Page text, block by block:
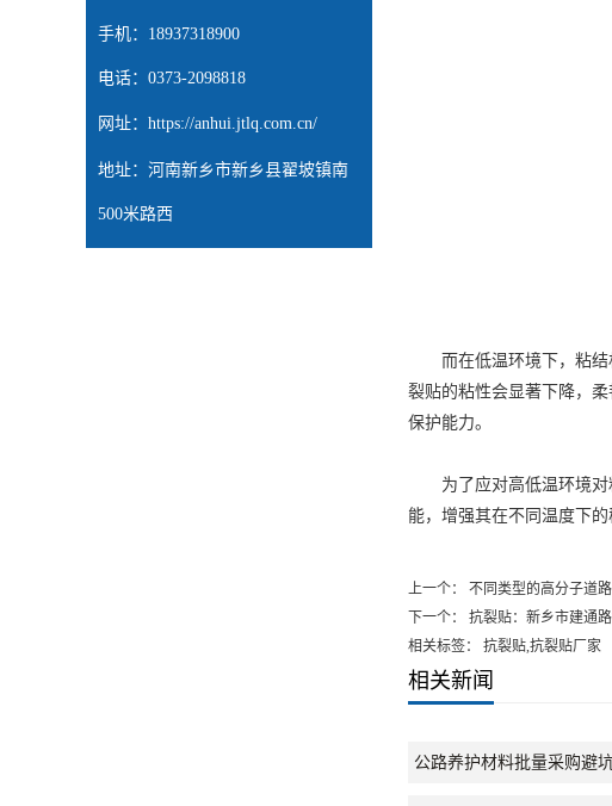
手机：18937318900
电话：0373-2098818
网址： https://anhui.jtlq.com.cn/
地址：河南新乡市新乡县翟坡镇南
500米路西
而在低温环境下，粘结材
裂贴的粘性会显著下降，
保护能力。
为了应对高低温环境对粘
能，增强其在不同温度下
上一个：
不同类型的高分子道
下一个：
抗裂贴：新乡市建通
相关标签： 抗裂贴,抗裂贴厂家
相关新闻
公路养护材料批量采购避